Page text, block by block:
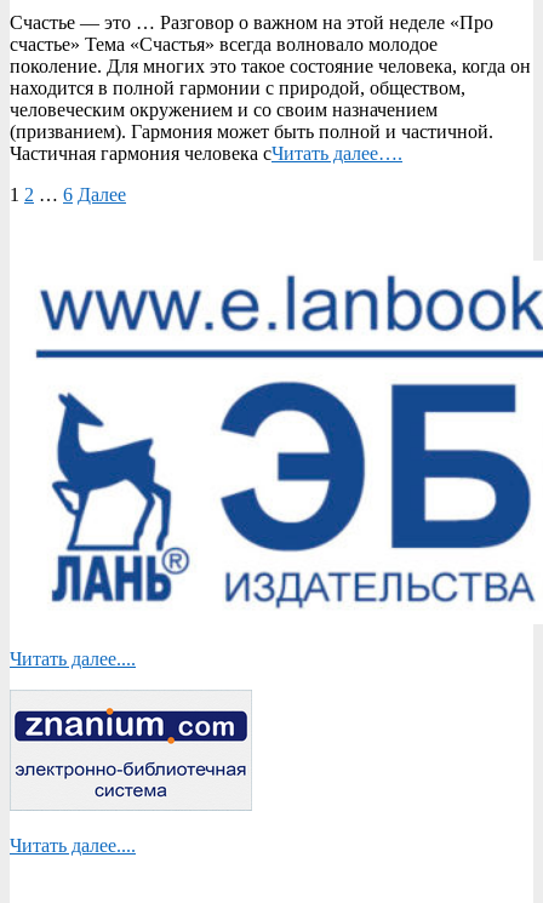
25
Счастье — это … Разговор о важном на этой неделе «Про
счастье» Тема «Счастья» всегда волновало молодое
поколение. Для многих это такое состояние человека, когда он
находится в полной гармонии с природой, обществом,
человеческим окружением и со своим назначением
(призванием). Гармония может быть полной и частичной.
Частичная гармония человека сЧитать далее….
Пагинация
1 2 … 6 Далее
Читать далее....
Читать далее....